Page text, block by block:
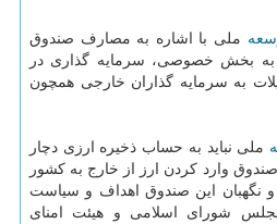
ملی با اشاره به مصارف صندوق
به بخش خصوصی، سرمایه گذاری در
به سرمایه گذاران خارجی همچون
ملی نباید به حساب ذخیره ارزی دچار
وارد كردن ارز از خارج به كشور
و نگهبان این صندوق اهداف و سیاست
شورای اسلامی و هیئت امنای